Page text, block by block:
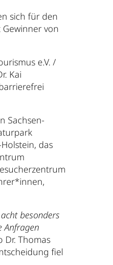
sich für den
von
e.V. /
Kai
Sachsen-
das
besonders
Anfragen
Dr. Thomas
fiel